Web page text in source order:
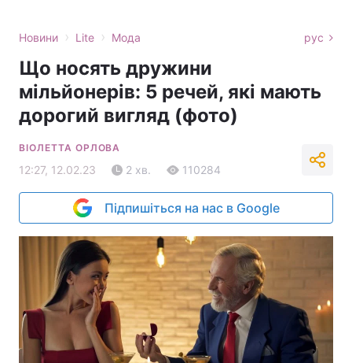
Новини › Lite › Мода рус
Що носять дружини
мільйонерів: 5 речей, які мають
дорогий вигляд (фото)
ВІОЛЕТТА ОРЛОВА
12:27, 12.02.23 2 хв. 110284
Підпишіться на нас в Google